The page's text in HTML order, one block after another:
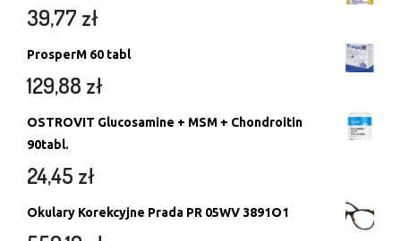
39,77 zł
ProsperM 60 tabl
129,88 zł
OSTROVIT Glucosamine + MSM + Chondroitin
90tabl.
24,45 zł
Okulary Korekcyjne Prada PR 05WV 3891O1